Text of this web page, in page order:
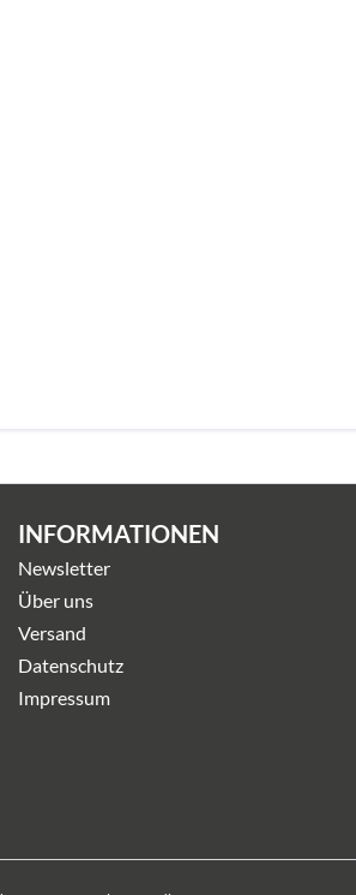
INFORMATIONEN
Newsletter
Über uns
Versand
Datenschutz
Impressum